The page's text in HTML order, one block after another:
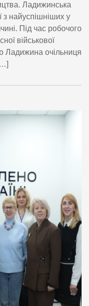
Ладижинська
з найуспішніших у
Під час робочого
військової
Ладижина очільниця